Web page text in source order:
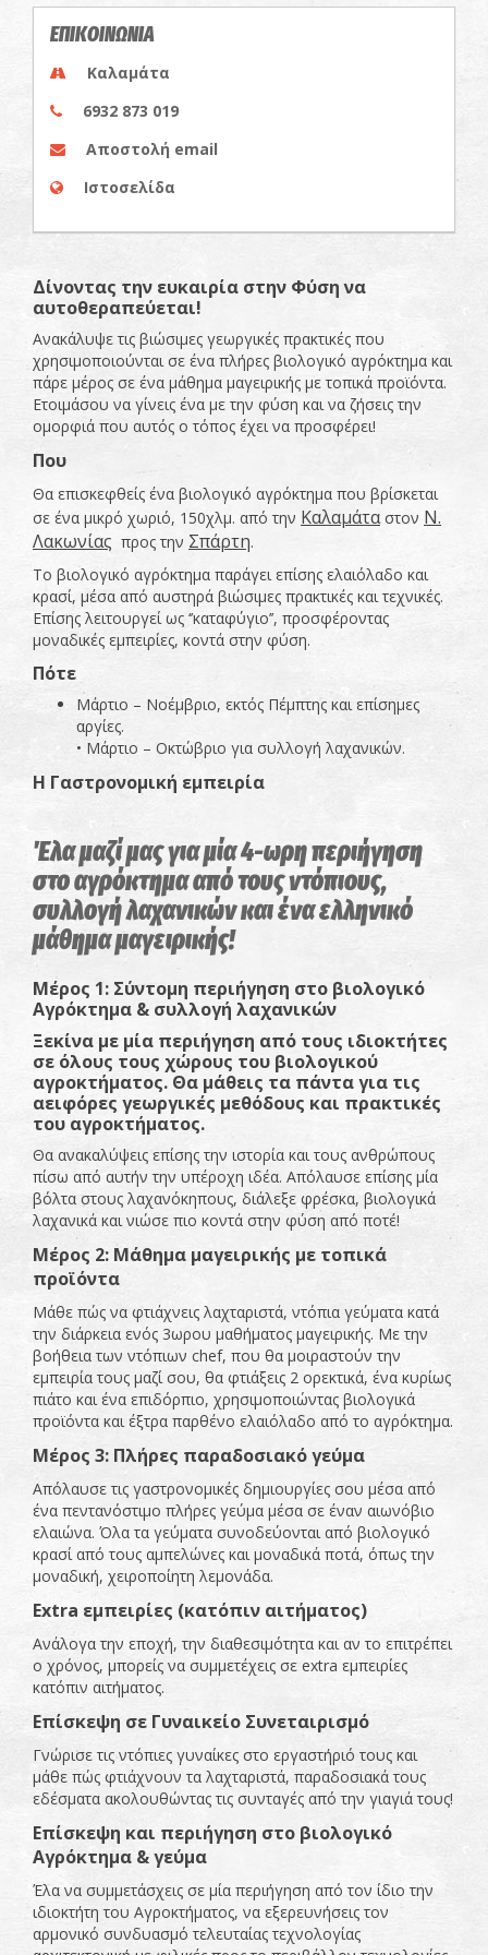
ΕΠΙΚΟΙΝΩΝΙΑ
Καλαμάτα
6932 873 019
Αποστολή email
Ιστοσελίδα
Δίνοντας την ευκαιρία στην Φύση να
αυτοθεραπεύεται!
Ανακάλυψε τις βιώσιμες γεωργικές πρακτικές που
χρησιμοποιούνται σε ένα πλήρες βιολογικό αγρόκτημα και
πάρε μέρος σε ένα μάθημα μαγειρικής με τοπικά προϊόντα.
Ετοιμάσου να γίνεις ένα με την φύση και να ζήσεις την
ομορφιά που αυτός ο τόπος έχει να προσφέρει!
Που
Θα επισκεφθείς ένα βιολογικό αγρόκτημα που βρίσκεται
σε ένα μικρό χωριό, 150χλμ. από την Καλαμάταστον Ν.
Λακωνίας προς την Σπάρτη.
Το βιολογικό αγρόκτημα παράγει επίσης ελαιόλαδο και
κρασί, μέσα από αυστηρά βιώσιμες πρακτικές και τεχνικές.
Επίσης λειτουργεί ως ‘’καταφύγιο’’, προσφέροντας
μοναδικές εμπειρίες, κοντά στην φύση.
Πότε
Μάρτιο – Νοέμβριο, εκτός Πέμπτης και επίσημες
αργίες.
• Μάρτιο – Οκτώβριο για συλλογή λαχανικών.
Η Γαστρονομική εμπειρία
Έλα μαζί μας για μία 4-ωρη περιήγηση
στο αγρόκτημα από τους ντόπιους,
συλλογή λαχανικών και ένα ελληνικό
μάθημα μαγειρικής!
Μέρος 1: Σύντομη περιήγηση στο βιολογικό
Αγρόκτημα & συλλογή λαχανικών
Ξεκίνα με μία περιήγηση από τους ιδιοκτήτες
σε όλους τους χώρους του βιολογικού
αγροκτήματος. Θα μάθεις τα πάντα για τις
αειφόρες γεωργικές μεθόδους και πρακτικές
του αγροκτήματος.
Θα ανακαλύψεις επίσης την ιστορία και τους ανθρώπους
πίσω από αυτήν την υπέροχη ιδέα. Απόλαυσε επίσης μία
βόλτα στους λαχανόκηπους, διάλεξε φρέσκα, βιολογικά
λαχανικά και νιώσε πιο κοντά στην φύση από ποτέ!
Μέρος 2: Μάθημα μαγειρικής με τοπικά
προϊόντα
Μάθε πώς να φτιάχνεις λαχταριστά, ντόπια γεύματα κατά
την διάρκεια ενός 3ωρου μαθήματος μαγειρικής. Με την
βοήθεια των ντόπιων chef, που θα μοιραστούν την
εμπειρία τους μαζί σου, θα φτιάξεις 2 ορεκτικά, ένα κυρίως
πιάτο και ένα επιδόρπιο, χρησιμοποιώντας βιολογικά
προϊόντα και έξτρα παρθένο ελαιόλαδο από το αγρόκτημα.
Μέρος 3: Πλήρες παραδοσιακό γεύμα
Απόλαυσε τις γαστρονομικές δημιουργίες σου μέσα από
ένα πεντανόστιμο πλήρες γεύμα μέσα σε έναν αιωνόβιο
ελαιώνα. Όλα τα γεύματα συνοδεύονται από βιολογικό
κρασί από τους αμπελώνες και μοναδικά ποτά, όπως την
μοναδική, χειροποίητη λεμονάδα.
Εxtra εμπειρίες (κατόπιν αιτήματος)
Ανάλογα την εποχή, την διαθεσιμότητα και αν το επιτρέπει
ο χρόνος, μπορείς να συμμετέχεις σε extra εμπειρίες
κατόπιν αιτήματος.
Επίσκεψη σε Γυναικείο Συνεταιρισμό
Γνώρισε τις ντόπιες γυναίκες στο εργαστήριό τους και
μάθε πώς φτιάχνουν τα λαχταριστά, παραδοσιακά τους
εδέσματα ακολουθώντας τις συνταγές από την γιαγιά τους!
Επίσκεψη και περιήγηση στο βιολογικό
Αγρόκτημα & γεύμα
Έλα να συμμετάσχεις σε μία περιήγηση από τον ίδιο την
ιδιοκτήτη του Αγροκτήματος, να εξερευνήσεις τον
αρμονικό συνδυασμό τελευταίας τεχνολογίας